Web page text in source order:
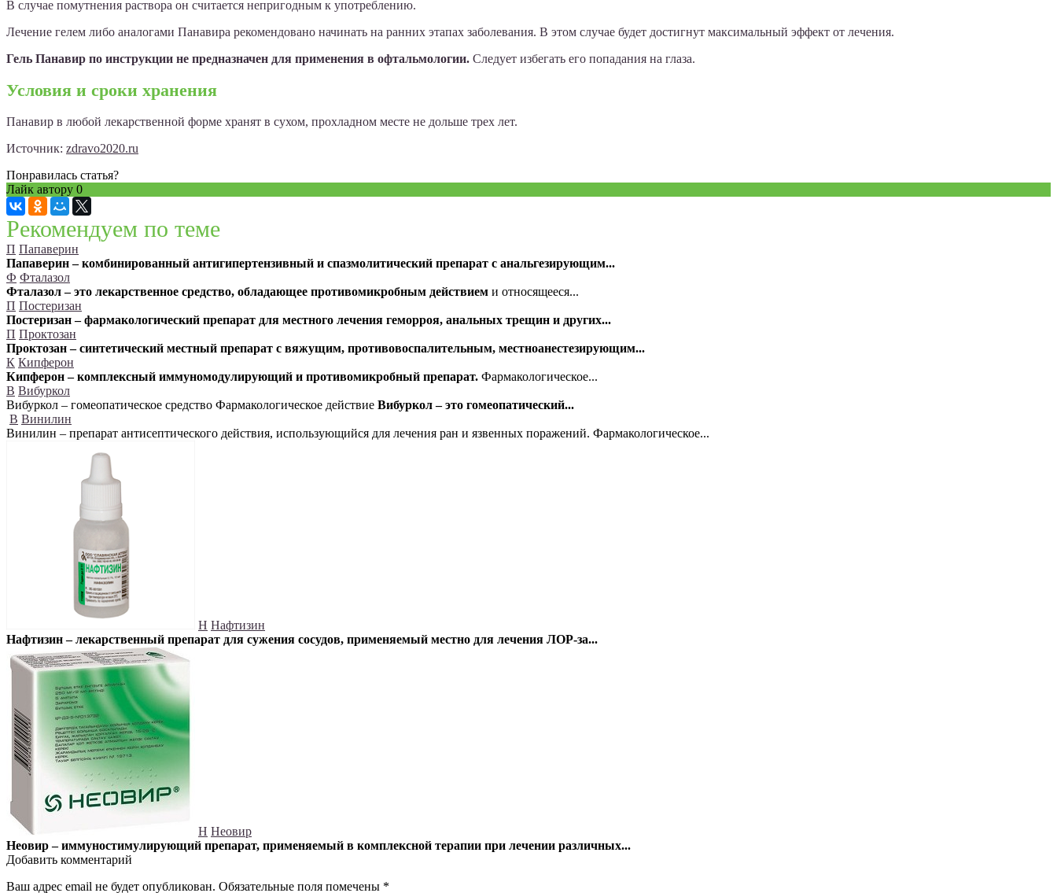
В случае помутнения раствора он считается непригодным к употреблению.
Лечение гелем либо аналогами Панавира рекомендовано начинать на ранних этапах заболевания. В этом случае будет достигнут максимальный эффект от лечения.
Гель Панавир по инструкции не предназначен для применения в офтальмологии. Следует избегать его попадания на глаза.
Условия и сроки хранения
Панавир в любой лекарственной форме хранят в сухом, прохладном месте не дольше трех лет.
Источник: zdravo2020.ru
Понравилась статья?
Лайк автору 0
Рекомендуем по теме
П Папаверин
Папаверин – комбинированный антигипертензивный и спазмолитический препарат с анальгезирующим...
Ф Фталазол
Фталазол – это лекарственное средство, обладающее противомикробным действием и относящееся...
П Постеризан
Постеризан – фармакологический препарат для местного лечения геморроя, анальных трещин и других...
П Проктозан
Проктозан – синтетический местный препарат с вяжущим, противовоспалительным, местноанестезирующим...
К Кипферон
Кипферон – комплексный иммуномодулирующий и противомикробный препарат. Фармакологическое...
В Вибуркол
Вибуркол – гомеопатическое средство Фармакологическое действие Вибуркол – это гомеопатический...
В Винилин
Винилин – препарат антисептического действия, использующийся для лечения ран и язвенных поражений. Фармакологическое...
Н Нафтизин
Нафтизин – лекарственный препарат для сужения сосудов, применяемый местно для лечения ЛОР-за...
Н Неовир
Неовир – иммуностимулирующий препарат, применяемый в комплексной терапии при лечении различных...
Добавить комментарий
Ваш адрес email не будет опубликован. Обязательные поля помечены *